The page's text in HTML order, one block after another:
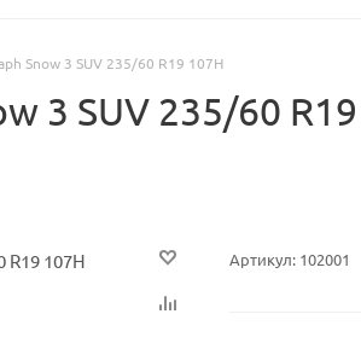
Snow 3 SUV 235/60 R19 107H
3 SUV 235/60
Артикул: 102001